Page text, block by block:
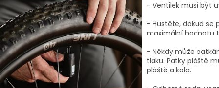
- Ventilek musí být
- Hustěte, dokud se
maximální hodnotu
- Někdy může
tlaku. Patky pláště
pláště a kola.